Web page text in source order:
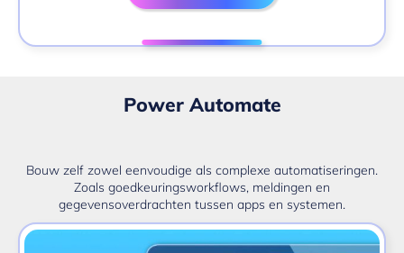
Power Automate
Bouw zelf zowel eenvoudige als complexe automatiseringen.
Zoals goedkeuringsworkflows, meldingen en
gegevensoverdrachten tussen apps en systemen.